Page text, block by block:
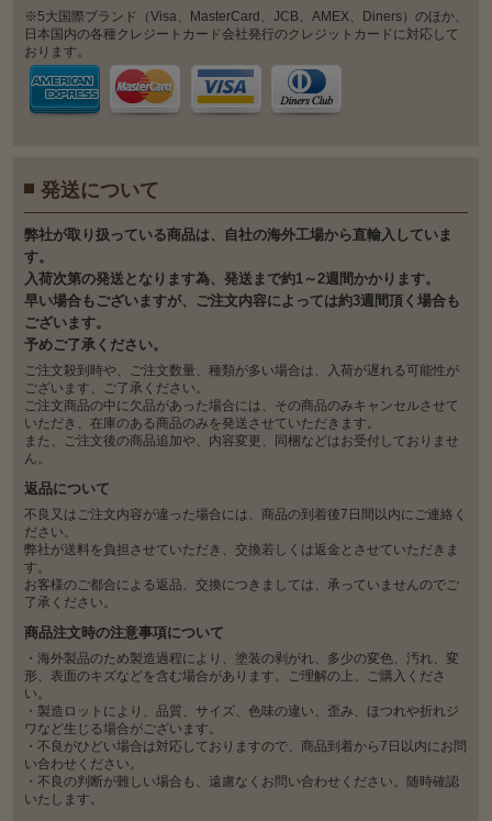
※5大国際ブランド（Visa、MasterCard、JCB、AMEX、Diners）のほか、
日本国内の各種クレジートカード会社発行のクレジットカードに対応して
おります。
発送について
弊社が取り扱っている商品は、自社の海外工場から直輸入していま
す。
入荷次第の発送となります為、発送まで約1～2週間かかります。
早い場合もございますが、ご注文内容によっては約3週間頂く場合も
ございます。
予めご了承ください。
ご注文殺到時や、ご注文数量、種類が多い場合は、入荷が遅れる可能性が
ございます、ご了承ください。
ご注文商品の中に欠品があった場合には、その商品のみキャンセルさせて
いただき、在庫のある商品のみを発送させていただきます。
また、ご注文後の商品追加や、内容変更、同梱などはお受付しておりませ
ん。
返品について
不良又はご注文内容が違った場合には、商品の到着後7日間以内にご連絡く
ださい。
弊社が送料を負担させていただき、交換若しくは返金とさせていただきま
す。
お客様のご都合による返品、交換につきましては、承っていませんのでご
了承ください。
商品注文時の注意事項について
・海外製品のため製造過程により、塗装の剥がれ、多少の変色、汚れ、変
形、表面のキズなどを含む場合があります。ご理解の上、ご購入くださ
い。
・製造ロットにより、品質、サイズ、色味の違い、歪み、ほつれや折れジ
ワなど生じる場合がございます。
・不良がひどい場合は対応しておりますので、商品到着から7日以内にお問
い合わせください。
・不良の判断が難しい場合も、遠慮なくお問い合わせください。随時確認
いたします。